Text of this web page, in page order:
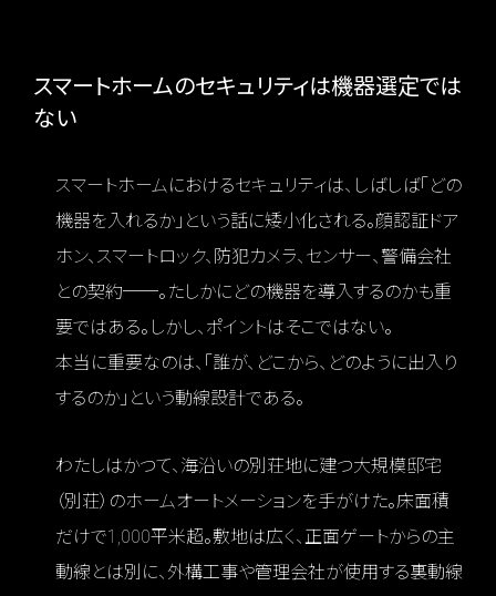
スマートホームのセキュリティは機器選定では
ない
スマートホームにおけるセキュリティは、しばしば「どの
機器を入れるか」という話に矮小化される。顔認証ドア
ホン、スマートロック、防犯カメラ、センサー、警備会社
との契約──。たしかにどの機器を導入するのかも重
要ではある。しかし、ポイントはそこではない。
本当に重要なのは、「誰が、どこから、どのように出入り
するのか」という動線設計である。
わたしはかつて、海沿いの別荘地に建つ大規模邸宅
（別荘）のホームオートメーションを手がけた。床面積
だけで1,000平米超。敷地は広く、正面ゲートからの主
動線とは別に、外構工事や管理会社が使用する裏動線